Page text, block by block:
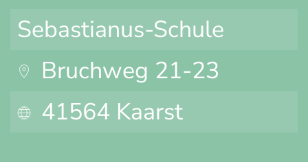
Sebastianus-Schule
Bruchweg 21-23
41564 Kaarst